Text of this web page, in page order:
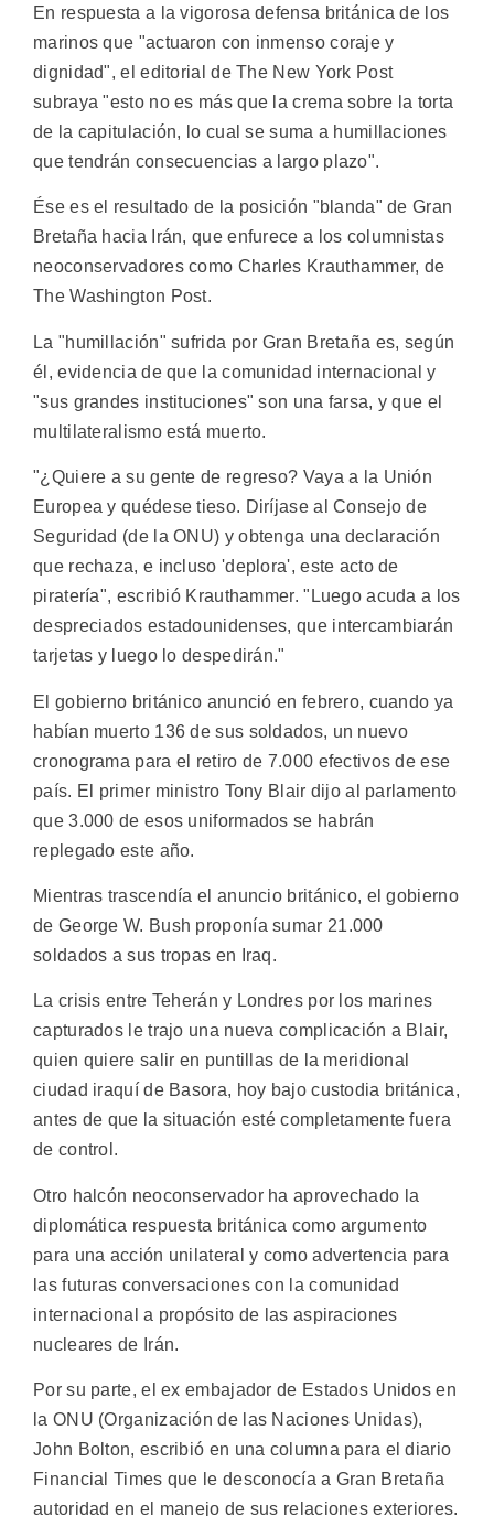
En respuesta a la vigorosa defensa británica de los
marinos que "actuaron con inmenso coraje y
dignidad", el editorial de The New York Post
subraya "esto no es más que la crema sobre la torta
de la capitulación, lo cual se suma a humillaciones
que tendrán consecuencias a largo plazo".
Ése es el resultado de la posición "blanda" de Gran
Bretaña hacia Irán, que enfurece a los columnistas
neoconservadores como Charles Krauthammer, de
The Washington Post.
La "humillación" sufrida por Gran Bretaña es, según
él, evidencia de que la comunidad internacional y
"sus grandes instituciones" son una farsa, y que el
multilateralismo está muerto.
"¿Quiere a su gente de regreso? Vaya a la Unión
Europea y quédese tieso. Diríjase al Consejo de
Seguridad (de la ONU) y obtenga una declaración
que rechaza, e incluso 'deplora', este acto de
piratería", escribió Krauthammer. "Luego acuda a los
despreciados estadounidenses, que intercambiarán
tarjetas y luego lo despedirán."
El gobierno británico anunció en febrero, cuando ya
habían muerto 136 de sus soldados, un nuevo
cronograma para el retiro de 7.000 efectivos de ese
país. El primer ministro Tony Blair dijo al parlamento
que 3.000 de esos uniformados se habrán
replegado este año.
Mientras trascendía el anuncio británico, el gobierno
de George W. Bush proponía sumar 21.000
soldados a sus tropas en Iraq.
La crisis entre Teherán y Londres por los marines
capturados le trajo una nueva complicación a Blair,
quien quiere salir en puntillas de la meridional
ciudad iraquí de Basora, hoy bajo custodia británica,
antes de que la situación esté completamente fuera
de control.
Otro halcón neoconservador ha aprovechado la
diplomática respuesta británica como argumento
para una acción unilateral y como advertencia para
las futuras conversaciones con la comunidad
internacional a propósito de las aspiraciones
nucleares de Irán.
Por su parte, el ex embajador de Estados Unidos en
la ONU (Organización de las Naciones Unidas),
John Bolton, escribió en una columna para el diario
Financial Times que le desconocía a Gran Bretaña
autoridad en el manejo de sus relaciones exteriores.